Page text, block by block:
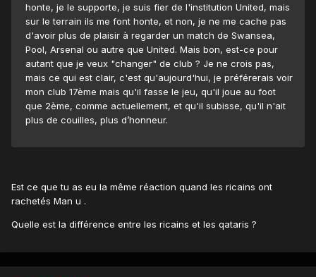
honte, je le supporte, je suis fier de l'institution United, mais
sur le terrain ils me font honte, et non, je ne me cache pas
d'avoir plus de plaisir à regarder un match de Swansea,
Pool, Arsenal ou autre que United. Mais bon, est-ce pour
autant que je veux "changer" de club ? Je ne crois pas,
mais ce qui est clair, c'est qu'aujourd'hui, je préférerais voir
mon club 17ème mais qu'il fasse le jeu, qu'il joue au foot
que 2ème, comme actuellement, et qu'il subisse, qu'il n'ait
plus de couilles, plus d’honneur.
Est ce que tu as eu la même réaction quand les ricains ont
rachetés Man u .
Quelle est la différence entre les ricains et les qataris ?